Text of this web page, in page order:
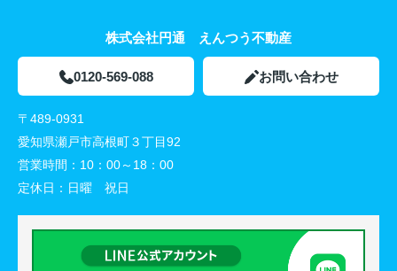
株式会社円通 えんつう不動産
0120-569-088 お問い合わせ
〒489-0931
愛知県瀬戸市高根町３丁目92
営業時間： 10：00～18：00
定休日： 日曜 祝日